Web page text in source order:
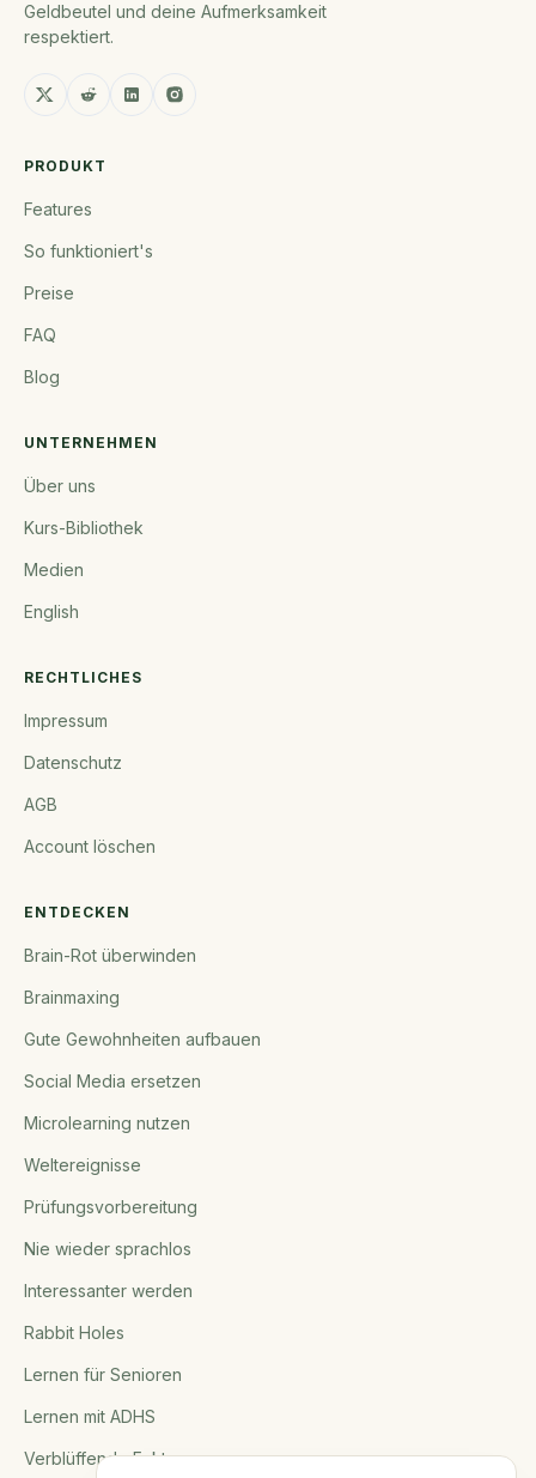
Geldbeutel und deine Aufmerksamkeit
respektiert.
PRODUKT
Features
So funktioniert's
Preise
FAQ
Blog
UNTERNEHMEN
Über uns
Kurs-Bibliothek
Medien
English
RECHTLICHES
Impressum
Datenschutz
AGB
Account löschen
ENTDECKEN
Brain-Rot überwinden
Brainmaxing
Gute Gewohnheiten aufbauen
Social Media ersetzen
Microlearning nutzen
Weltereignisse
Prüfungsvorbereitung
Nie wieder sprachlos
Interessanter werden
Rabbit Holes
Lernen für Senioren
Lernen mit ADHS
Verblüffende Fakten